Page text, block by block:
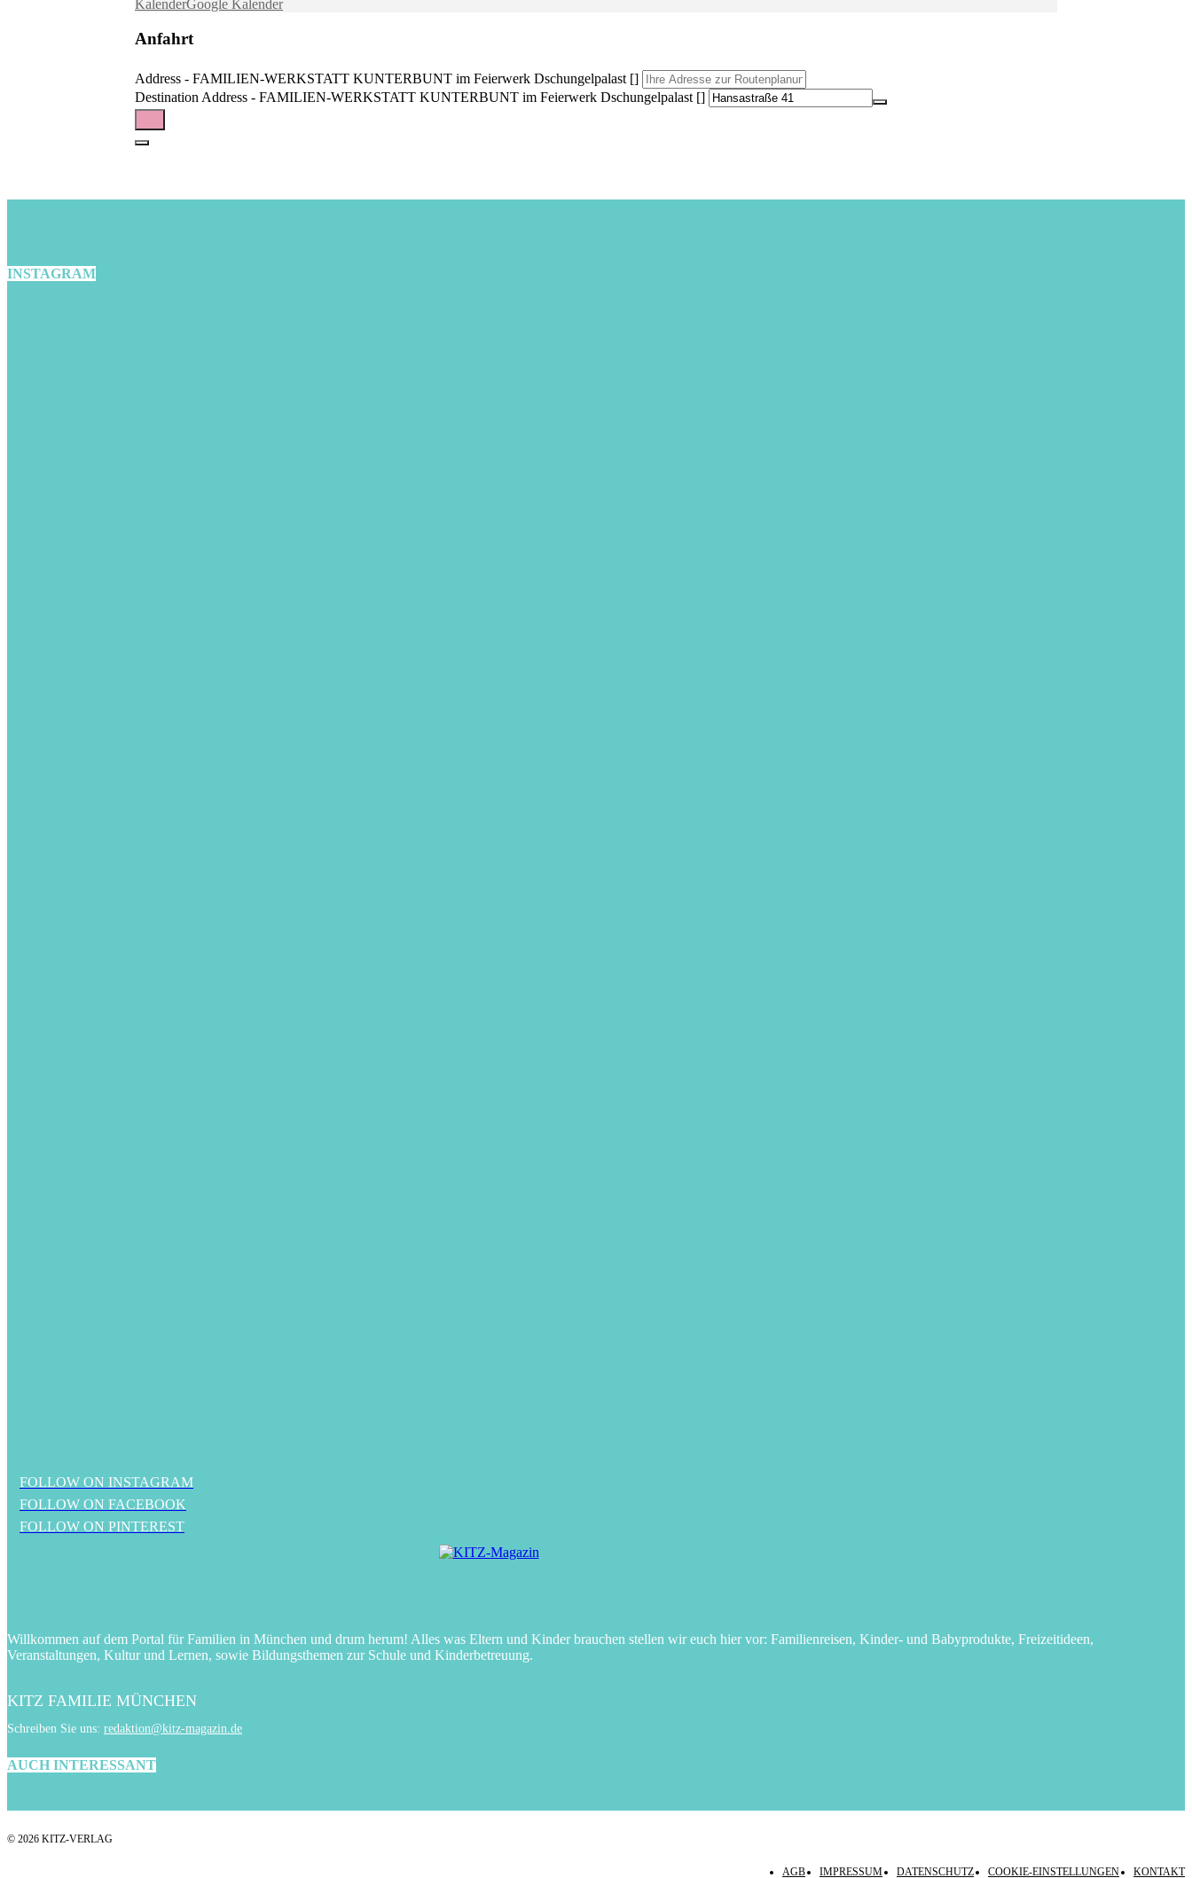
KalenderGoogle Kalender
Anfahrt
Address - FAMILIEN-WERKSTATT KUNTERBUNT im Feierwerk Dschungelpalast []
Destination Address - FAMILIEN-WERKSTATT KUNTERBUNT im Feierwerk Dschungelpalast []
INSTAGRAM
FOLLOW ON INSTAGRAM
FOLLOW ON FACEBOOK
FOLLOW ON PINTEREST
Willkommen auf dem Portal für Familien in München und drum herum! Alles was Eltern und Kinder brauchen stellen wir euch hier vor: Familienreisen, Kinder- und Babyprodukte, Freizeitideen,
Veranstaltungen, Kultur und Lernen, sowie Bildungsthemen zur Schule und Kinderbetreuung.
KITZ FAMILIE MÜNCHEN
Schreiben Sie uns: redaktion@kitz-magazin.de
AUCH INTERESSANT
© 2026 KITZ-VERLAG
AGB IMPRESSUM DATENSCHUTZ COOKIE-EINSTELLUNGEN KONTAKT